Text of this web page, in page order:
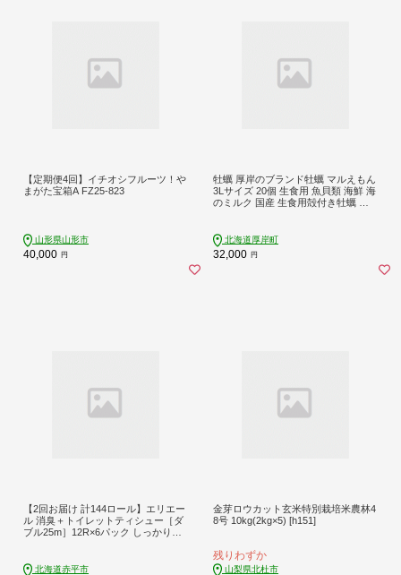
【定期便4回】イチオシフルーツ！や
まがた宝箱A FZ25-823
山形県山形市
40,000 円
牡蠣 厚岸のブランド牡蠣 マルえもん
3Lサイズ 20個 生食用 魚貝類 海鮮 海
のミルク 国産 生食用殻付き牡蠣 ま
ルえもん
北海道厚岸町
32,000 円
【2回お届け 計144ロール】エリエー
ル 消臭＋トイレットティシュー［ダ
ブル25m］12R×6パック しっかり香
り付き 防臭
北海道赤平市
金芽ロウカット玄米特別栽培米農林4
8号 10kg(2kg×5) [h151]
残りわずか
山梨県北杜市